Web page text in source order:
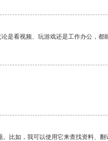
是看视频、玩游戏还是工作办公，都
比如，我可以使用它来查找资料、翻